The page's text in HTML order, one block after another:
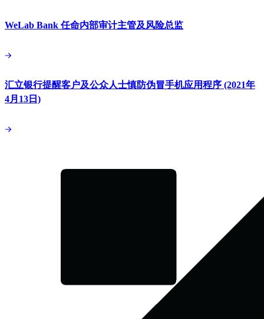
WeLab Bank 任命内部审计主管及风险总监
汇立银行提醒客户及公众人士慎防伪冒手机应用程序 (2021年
4月13日)